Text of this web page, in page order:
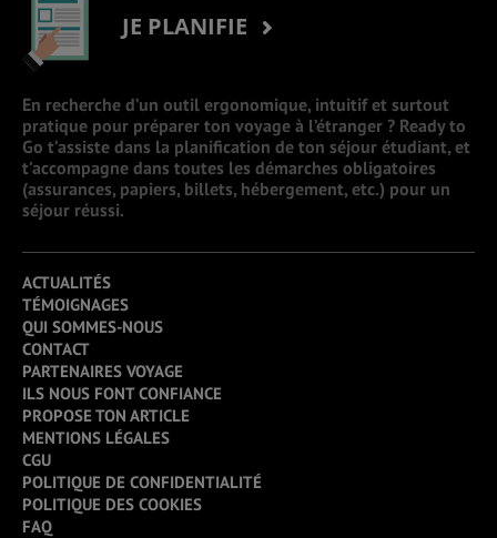
JE PLANIFIE
En recherche d’un outil ergonomique, intuitif et surtout
pratique pour préparer ton voyage à l’étranger ? Ready to
Go t’assiste dans la planification de ton séjour étudiant, et
t’accompagne dans toutes les démarches obligatoires
(assurances, papiers, billets, hébergement, etc.) pour un
séjour réussi.
ACTUALITÉS
TÉMOIGNAGES
QUI SOMMES-NOUS
CONTACT
PARTENAIRES VOYAGE
ILS NOUS FONT CONFIANCE
PROPOSE TON ARTICLE
MENTIONS LÉGALES
CGU
POLITIQUE DE CONFIDENTIALITÉ
POLITIQUE DES COOKIES
FAQ